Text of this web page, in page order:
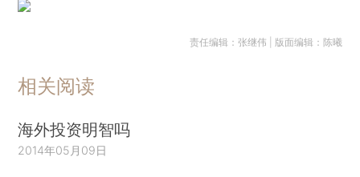
责任编辑：张继伟 | 版面编辑：陈曦
相关阅读
海外投资明智吗
2014年05月09日